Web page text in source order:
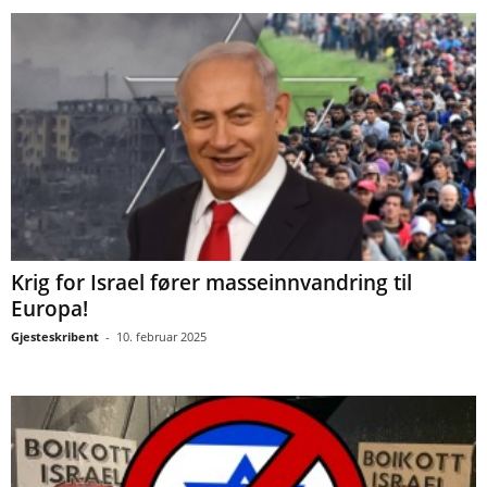
Krig for Israel fører masseinnvandring til
Europa!
Gjesteskribent - 10. februar 2025